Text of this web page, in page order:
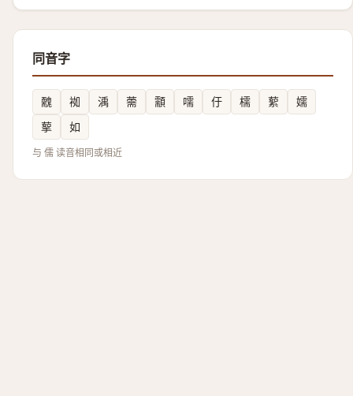
同音字
䰭 袽 渪 薷 顬 嚅 㐵 檽 蕠
嬬
蒘
如
与 儒 读音相同或相近